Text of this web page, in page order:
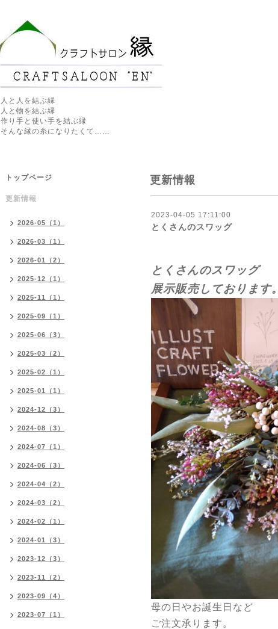
人と人を結ぶ縁
人と物を結ぶ縁
作り手と使い手を結ぶ縁
そんな縁の糸になりたくて……
更新情報
2023-04-05 17:11:00
とくさんのスワッグ
とくさんのスワッグ
展示販売しております。
母の日やお誕生日など
ご注文承ります。
トップページ
更新情報
2026-05（1）
2026-03（1）
2026-01（2）
2025-12（1）
2025-11（1）
2025-09（1）
2025-06（3）
2025-03（2）
2025-02（1）
2025-01（1）
2024-12（3）
2024-08（3）
2024-07（1）
2024-06（3）
2024-04（2）
2024-03（2）
2024-02（1）
2024-01（3）
2023-12（3）
2023-11（2）
2023-09（4）
2023-07（1）